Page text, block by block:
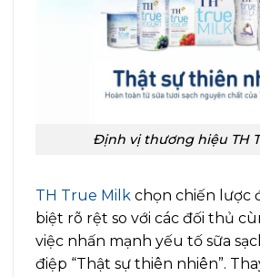
Định vị thương hiệu TH
TH True Milk chọn chiến lược
biệt rõ rệt so với các đối thủ
việc nhấn mạnh yếu tố sữa
điệp “Thật sự thiên nhiên”.